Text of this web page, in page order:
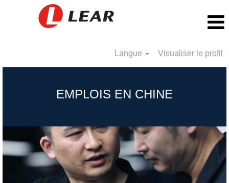
Langue Visualiser le profil
EMPLOIS EN CHINE